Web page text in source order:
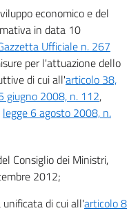
economico e del
in data 10
Ufficiale n. 267
per l'attuazione dello
di cui all'articolo 38,
giugno 2008, n. 112,
legge 6 agosto 2008, n.
Consiglio dei Ministri,
2012;
di cui all'articolo 8